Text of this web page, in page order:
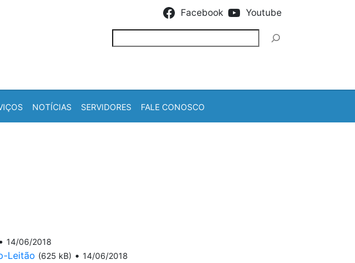
Facebook Youtube
NOTÍCIAS SERVIDORES FALE CONOSCO
• 14/06/2018
Leitão (625 kB) • 14/06/2018